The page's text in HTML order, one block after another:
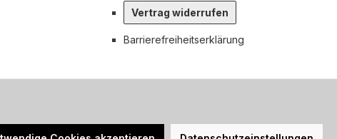
Vertrag widerrufen
Barrierefreiheitserklärung
nicht anders angegeben.